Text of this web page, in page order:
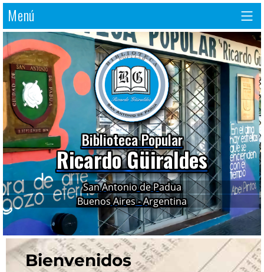
Menú
Biblioteca Popular
Ricardo Güiraldes
San Antonio de Padua
Buenos Aires - Argentina
Bienvenidos